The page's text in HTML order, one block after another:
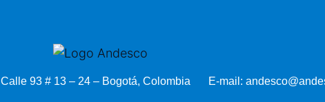
Calle 93 # 13 – 24 – Bogotá, Colombia E-mail: